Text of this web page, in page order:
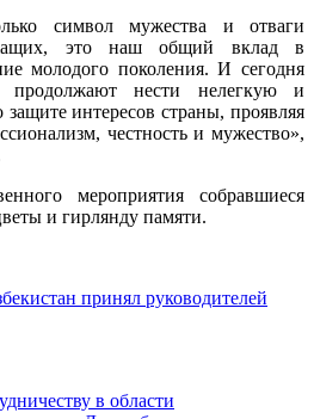
символ мужества и отваги
это наш общий вклад в
молодого поколения. И сегодня
продолжают нести нелегкую и
интересов страны, проявляя
честность и мужество»,
мероприятия собравшиеся
и гирлянду памяти.
принял руководителей
в области